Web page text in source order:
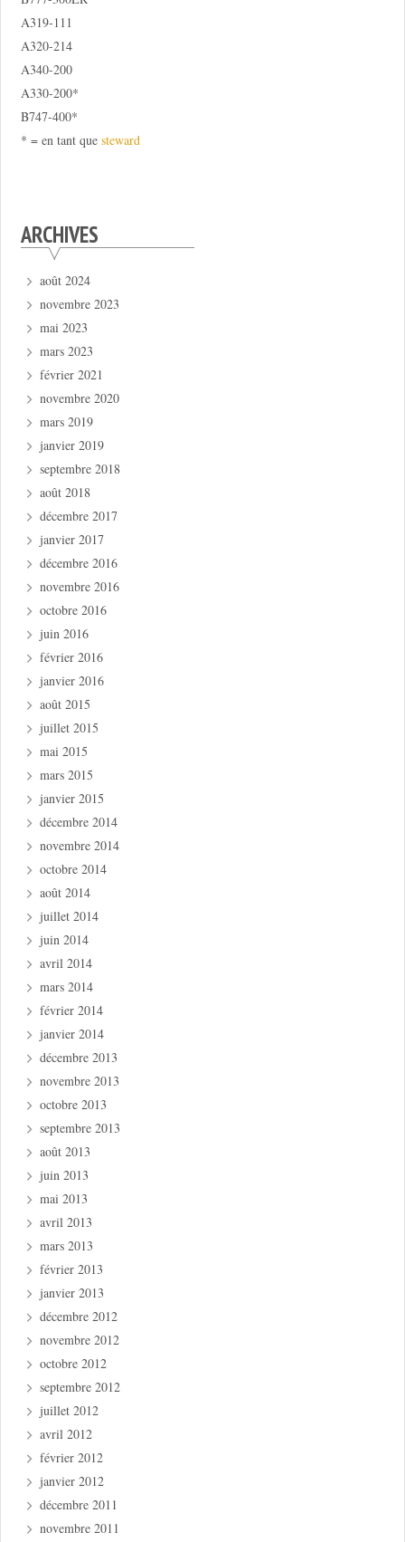
A319-111
A320-214
A340-200
A330-200*
B747-400*
* = en tant que steward
ARCHIVES
août 2024
novembre 2023
mai 2023
mars 2023
février 2021
novembre 2020
mars 2019
janvier 2019
septembre 2018
août 2018
décembre 2017
janvier 2017
décembre 2016
novembre 2016
octobre 2016
juin 2016
février 2016
janvier 2016
août 2015
juillet 2015
mai 2015
mars 2015
janvier 2015
décembre 2014
novembre 2014
octobre 2014
août 2014
juillet 2014
juin 2014
avril 2014
mars 2014
février 2014
janvier 2014
décembre 2013
novembre 2013
octobre 2013
septembre 2013
août 2013
juin 2013
mai 2013
avril 2013
mars 2013
février 2013
janvier 2013
décembre 2012
novembre 2012
octobre 2012
septembre 2012
juillet 2012
avril 2012
février 2012
janvier 2012
décembre 2011
novembre 2011